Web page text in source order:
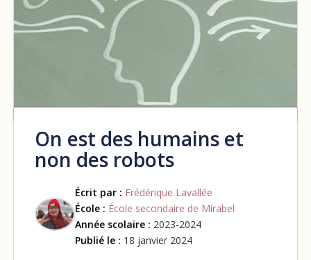
On est des humains et
non des robots
Écrit par : Frédérique Lavallée
École : École secondaire de Mirabel
Année scolaire : 2023-2024
Publié le : 18 janvier 2024